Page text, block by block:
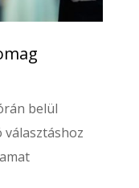
belül